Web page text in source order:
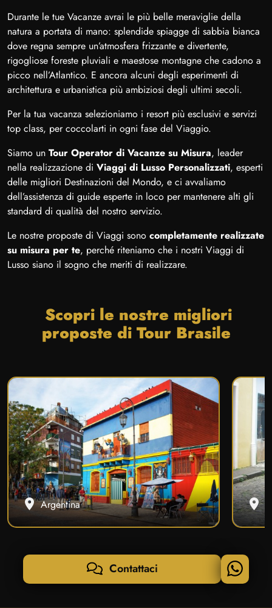
Durante le tue Vacanze avrai le più belle meraviglie della
natura a portata di mano: splendide spiagge di sabbia bianca
dove regna sempre un’atmosfera frizzante e divertente,
rigogliose foreste pluviali e maestose montagne che cadono a
picco nell’Atlantico. E ancora alcuni degli esperimenti di
architettura e urbanistica più ambiziosi degli ultimi secoli.
Per la tua vacanza selezioniamo i resort più esclusivi e servizi
top class, per coccolarti in ogni fase del Viaggio.
Siamo un Tour Operator di Vacanze su Misura, leader
nella realizzazione di Viaggi di Lusso Personalizzati, esperti
delle migliori Destinazioni del Mondo, e ci avvaliamo
dell’assistenza di guide esperte in loco per mantenere alti gli
standard di qualità del nostro servizio.
Le nostre proposte di Viaggi sono completamente realizzate
su misura per te, perché riteniamo che i nostri Viaggi di
Lusso siano il sogno che meriti di realizzare.
Scopri le nostre migliori
proposte di Tour Brasile
Argentina
Contattaci